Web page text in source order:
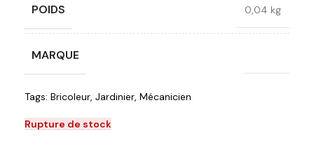
POIDS 0,04 kg
MARQUE
Tags: Bricoleur, Jardinier, Mécanicien
Rupture de stock